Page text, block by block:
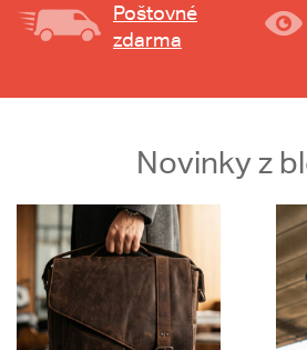
Poštovné
zdarma
Novinky z